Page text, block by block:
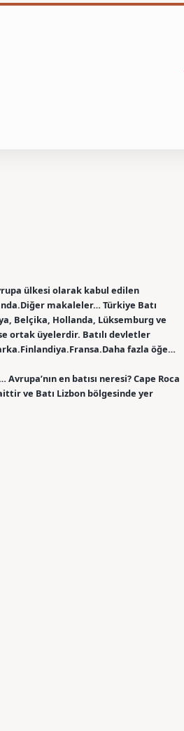
ülkesi olarak kabul edilen
makaleler… Türkiye Batı
Belçika, Hollanda, Lüksemburg ve
ortak üyelerdir. Batılı devletler
fazla öğe…
en batısı neresi? Cape Roca
ve Batı Lizbon bölgesinde yer